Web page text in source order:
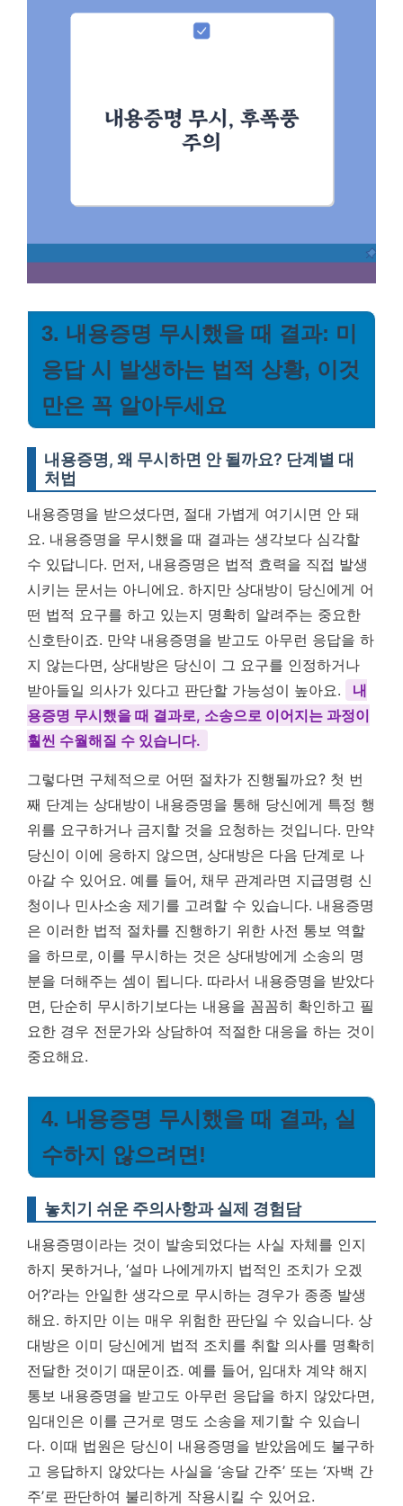
3. 내용증명 무시했을 때 결과: 미
응답 시 발생하는 법적 상황, 이것
만은 꼭 알아두세요
내용증명, 왜 무시하면 안 될까요? 단계별 대
처법
내용증명을 받으셨다면, 절대 가볍게 여기시면 안 돼
요. 내용증명을 무시했을 때 결과는 생각보다 심각할
수 있답니다. 먼저, 내용증명은 법적 효력을 직접 발생
시키는 문서는 아니에요. 하지만 상대방이 당신에게 어
떤 법적 요구를 하고 있는지 명확히 알려주는 중요한
신호탄이죠. 만약 내용증명을 받고도 아무런 응답을 하
지 않는다면, 상대방은 당신이 그 요구를 인정하거나
받아들일 의사가 있다고 판단할 가능성이 높아요.
내
용증명 무시했을 때 결과로, 소송으로 이어지는 과정이
훨씬 수월해질 수 있습니다.
그렇다면 구체적으로 어떤 절차가 진행될까요? 첫 번
째 단계는 상대방이 내용증명을 통해 당신에게 특정 행
위를 요구하거나 금지할 것을 요청하는 것입니다. 만약
당신이 이에 응하지 않으면, 상대방은 다음 단계로 나
아갈 수 있어요. 예를 들어, 채무 관계라면 지급명령 신
청이나 민사소송 제기를 고려할 수 있습니다. 내용증명
은 이러한 법적 절차를 진행하기 위한 사전 통보 역할
을 하므로, 이를 무시하는 것은 상대방에게 소송의 명
분을 더해주는 셈이 됩니다. 따라서 내용증명을 받았다
면, 단순히 무시하기보다는 내용을 꼼꼼히 확인하고 필
요한 경우 전문가와 상담하여 적절한 대응을 하는 것이
중요해요.
4. 내용증명 무시했을 때 결과, 실
수하지 않으려면!
놓치기 쉬운 주의사항과 실제 경험담
내용증명이라는 것이 발송되었다는 사실 자체를 인지
하지 못하거나, ‘설마 나에게까지 법적인 조치가 오겠
어?’라는 안일한 생각으로 무시하는 경우가 종종 발생
해요. 하지만 이는 매우 위험한 판단일 수 있습니다. 상
대방은 이미 당신에게 법적 조치를 취할 의사를 명확히
전달한 것이기 때문이죠. 예를 들어, 임대차 계약 해지
통보 내용증명을 받고도 아무런 응답을 하지 않았다면,
임대인은 이를 근거로 명도 소송을 제기할 수 있습니
다. 이때 법원은 당신이 내용증명을 받았음에도 불구하
고 응답하지 않았다는 사실을 ‘송달 간주’ 또는 ‘자백 간
주’로 판단하여 불리하게 작용시킬 수 있어요.